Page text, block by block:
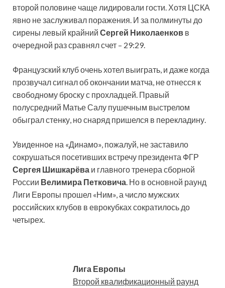
второй половине чаще лидировали гости. Хотя ЦСКА
явно не заслуживал поражения. И за полминуты до
сирены левый крайний Сергей Николаенков в
очередной раз сравнял счет – 29:29.
Французский клуб очень хотел выиграть, и даже когда
прозвучал сигнал об окончании матча, не отнесся к
свободному броску с прохладцей. Правый
полусредний Матье Салу пушечным выстрелом
обыграл стенку, но снаряд пришелся в перекладину.
Увиденное на «Динамо», пожалуй, не заставило
сокрушаться посетивших встречу президента ФГР
Сергея Шишкарёва и главного тренера сборной
России Велимира Петковича. Но в основной раунд
Лиги Европы прошел «Ним», а число мужских
российских клубов в еврокубках сократилось до
четырех.
Лига Европы
Второй квалификационный раунд